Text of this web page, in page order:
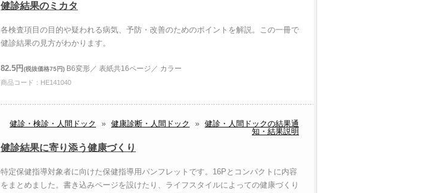
健診結果のミカタ
各検査項目の目的や疑われる病気、予防・改善のためのポイントを解説。この一冊で
健診結果の見方がわかります。
82.5円(税抜価格75円) B6変形／ 表紙共16ページ／ カラー
商品コード：HE141040
健診・検診・人間ドック » 健康診断・人間ドック » 健診・人間ドックの結果通
知・結果説明
健診結果に寄り添う健康づくり
特定保健指導対象者に向けた保健指導用パンフレットです。16Pとコンパクトに内容
をまとめました。書き込みページを設けたり、ライフスタイルによっての健康づくり